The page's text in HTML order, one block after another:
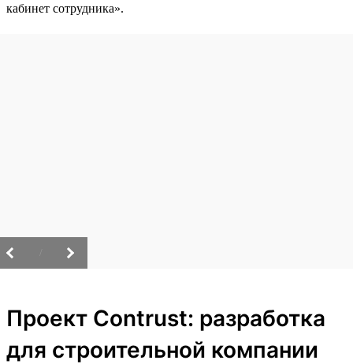
кабинет сотрудника».
Проект Contrust: разработка
для строительной компании